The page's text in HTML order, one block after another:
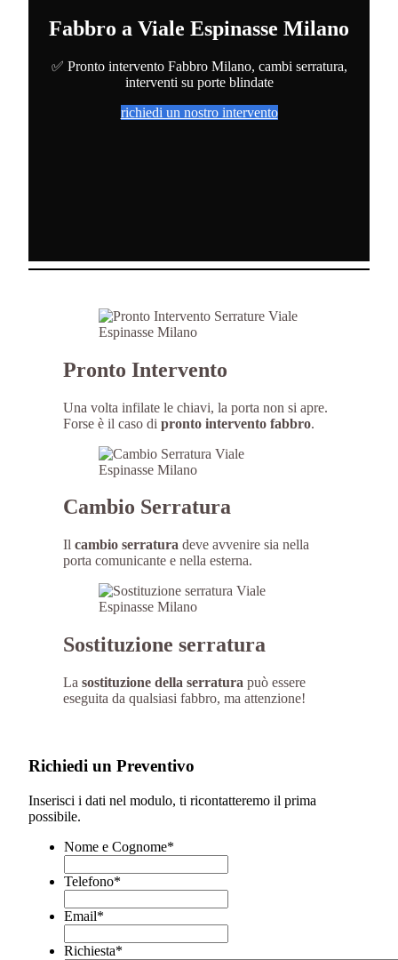
Fabbro a Viale Espinasse Milano
✅ Pronto intervento Fabbro Milano, cambi serratura,
interventi su porte blindate
richiedi un nostro intervento
Pronto Intervento
Una volta infilate le chiavi, la porta non si apre.
Forse è il caso di pronto intervento fabbro.
Cambio Serratura
Il cambio serratura deve avvenire sia nella
porta comunicante e nella esterna.
Sostituzione serratura
La sostituzione della serratura può essere
eseguita da qualsiasi fabbro, ma attenzione!
Richiedi un Preventivo
Inserisci i dati nel modulo, ti ricontatteremo il prima
possibile.
Nome e Cognome*
Telefono*
Email*
Richiesta*